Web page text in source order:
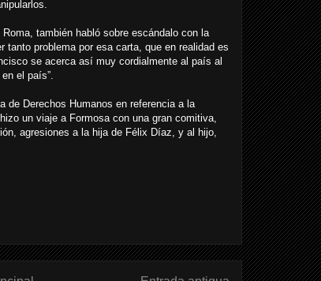
también habló sobre escándalo con la
tanto problema por esa carta, que en realidad es
se acerca así muy cordialmente al país al
el país”.
de Derechos Humanos en referencia a la
un viaje a Formosa con una gran comitiva,
agresiones a la hija de Félix Díaz, y al hijo,